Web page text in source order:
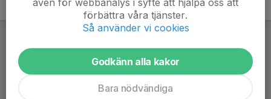
förbättra våra tjänster.
Så använder vi cookies
Godkänn alla kakor
Bara nödvändiga